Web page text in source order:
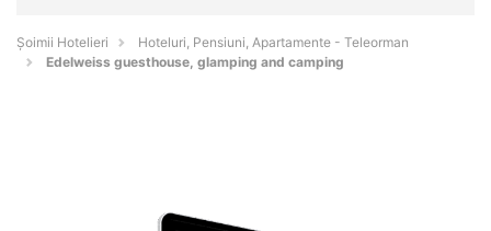
Șoimii Hotelieri
Hoteluri, Pensiuni, Apartamente - Teleorman
Edelweiss guesthouse, glamping and camping